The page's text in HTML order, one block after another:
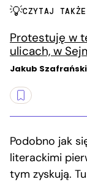
CZYTAJ TAKŻE
Protestuję w
ulicach, w
Jakub Szafrański
Podobno jak
literackimi
tym zyskują.